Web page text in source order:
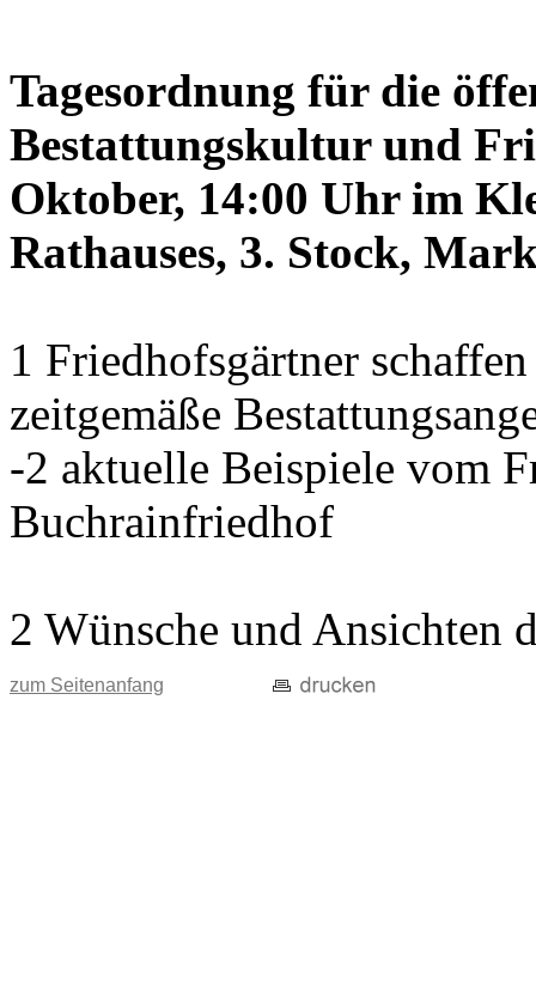
Tagesordnung für die
Bestattungskultur und
Oktober, 14:00 Uhr im
Rathauses, 3. Stock,
1 Friedhofsgärtner
zeitgemäße
-2 aktuelle Beispiele vom
Buchrainfriedhof
2 Wünsche und Ansichten
zum Seitenanfang